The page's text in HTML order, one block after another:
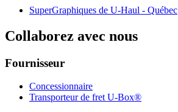
SuperGraphiques de U-Haul - Québec
Collaborez avec nous
Fournisseur
Concessionnaire
Transporteur de fret U-Box®